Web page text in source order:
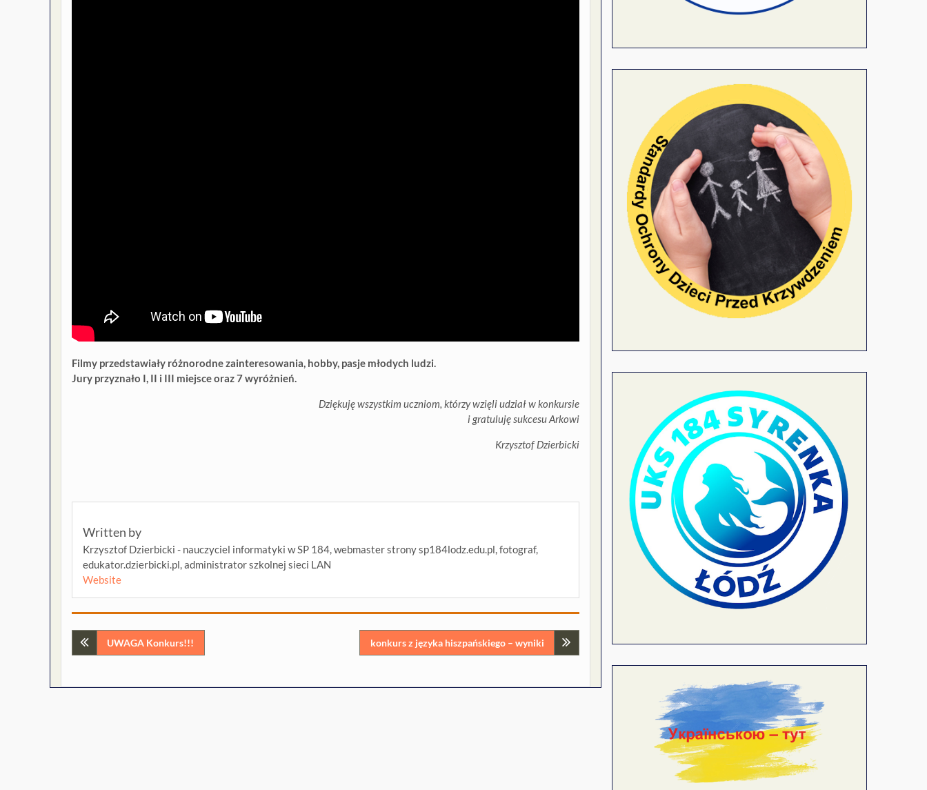
Filmy przedstawiały różnorodne zainteresowania, hobby, pasje młodych ludzi.
Jury przyznało I, II i III miejsce oraz 7 wyróżnień.
Dziękuję wszystkim uczniom, którzy wzięli udział w konkursie
i gratuluję sukcesu Arkowi
Krzysztof Dzierbicki
Written by
Krzysztof Dzierbicki - nauczyciel informatyki w SP 184, webmaster strony sp184lodz.edu.pl, fotograf,
edukator.dzierbicki.pl, administrator szkolnej sieci LAN
Website
Nawigacja
UWAGA Konkurs!!! konkurs z języka hiszpańskiego – wyniki